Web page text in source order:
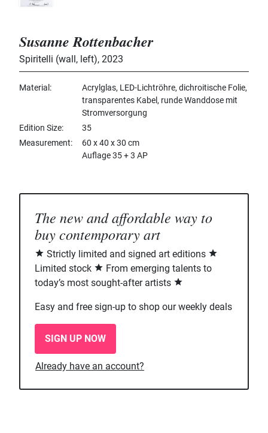
Susanne Rottenbacher
Spiritelli (wall, left), 2023
Material
Acrylglas, LED-Lichtröhre, dichroitische Folie,
transparentes Kabel, runde Wanddose mit
Stromversorgung
Edition Size
35
Measurement
60 x 40 x 30 cm
Auflage 35 + 3 AP
The new and affordable way to
buy contemporary art
Strictly limited and signed art editions
Limited stock
From emerging talents to
today’s most sought-after artists
Easy and free sign-up to shop our weekly deals
SIGN UP NOW
Already have an account?